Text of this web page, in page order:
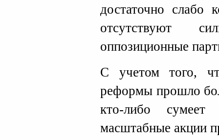
достаточно слабо
отсутствуют
оппозиционные
С учетом того,
реформы прошло
кто-либо сумеет
масштабные акции